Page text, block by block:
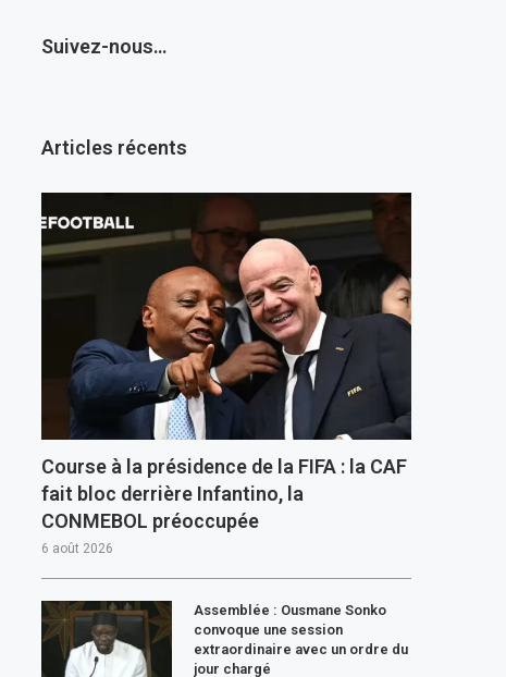
Suivez-nous…
Articles récents
Course à la présidence de la FIFA : la CAF
fait bloc derrière Infantino, la
CONMEBOL préoccupée
6 août 2026
Assemblée : Ousmane Sonko
convoque une session
extraordinaire avec un ordre du
jour chargé